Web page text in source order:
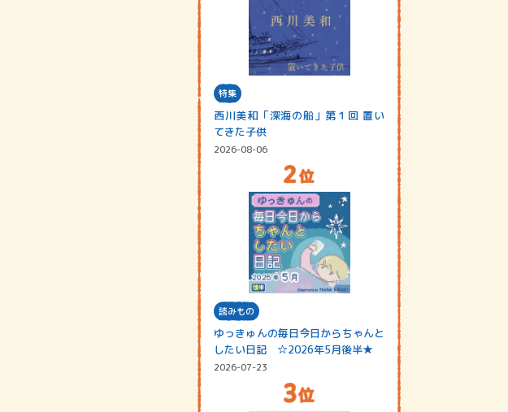
特集
西川美和「深海の船」第１回 置い
てきた子供
2026-08-06
読みもの
ゆっきゅんの毎日今日からちゃんと
したい日記 ☆2026年5月後半★
2026-07-23